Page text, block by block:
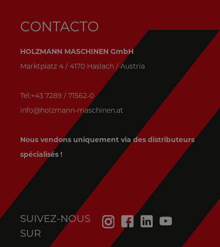
CONTACTO
HOLZMANN MASCHINEN GmbH
Marktplatz 4 / 4170 Haslach / Austria
Tel:+43 7289 / 71562-0
info@holzmann-maschinen.at
Nous vendons uniquement via des distributeurs
spécialisés !
SUIVEZ-NOUS
SUR